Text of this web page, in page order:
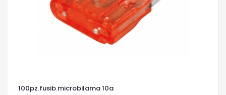
100pz.fusib.microbilama 10a